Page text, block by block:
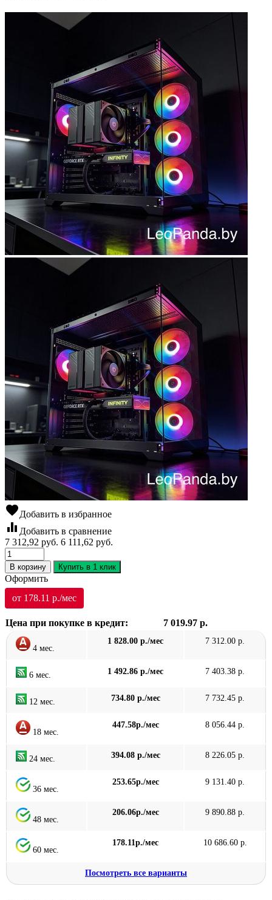
favoriteДобавить в избранное
equalizer Добавить в сравнение
7 312,92 руб. 6 111,62 руб.
В корзину Купить в 1 клик
Оформить
от 178.11 р./мес
Цена при покупке в кредит: 7 019.97 р.
4 мес.
1 828.00 р./мес 7 312.00 р.
6 мес. 1 492.86 р./мес 7 403.38 р.
12 мес. 734.80 р./мес 7 732.45 р.
18 мес.
447.58р./мес 8 056.44 р.
24 мес. 394.08 р./мес 8 226.05 р.
36 мес.
253.65р./мес 9 131.40 р.
48 мес.
206.06р./мес 9 890.88 р.
60 мес.
178.11р./мес 10 686.60 р.
Посмотреть все варианты